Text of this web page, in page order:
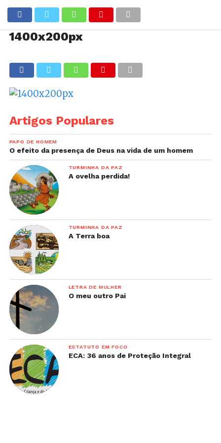
1400x200px
Artigos Populares
PAPO DE HOMEM
O efeito da presença de Deus na vida de um homem
TURMINHA DA PAZ
A ovelha perdida!
TURMINHA DA PAZ
A Terra boa
LETRA DE MULHER
O meu outro Pai
ESTATUTO EM FOCO
ECA: 36 anos de Proteção Integral